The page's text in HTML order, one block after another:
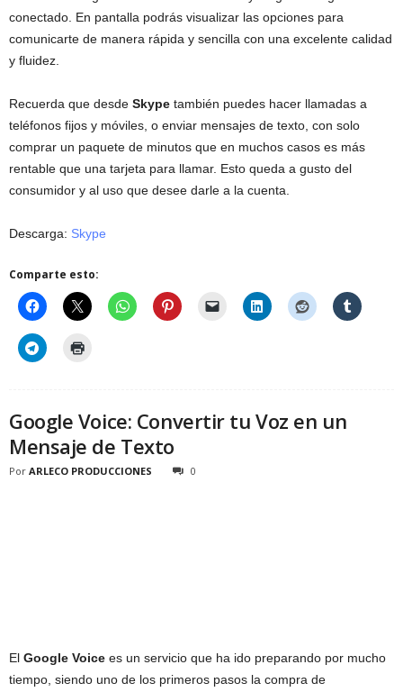
conectado. En pantalla podrás visualizar las opciones para
comunicarte de manera rápida y sencilla con una excelente calidad
y fluidez.
Recuerda que desde Skype también puedes hacer llamadas a
teléfonos fijos y móviles, o enviar mensajes de texto, con solo
comprar un paquete de minutos que en muchos casos es más
rentable que una tarjeta para llamar. Esto queda a gusto del
consumidor y al uso que desee darle a la cuenta.
Descarga: Skype
Comparte esto:
Google Voice: Convertir tu Voz en un
Mensaje de Texto
Por ARLECO PRODUCCIONES 0
El Google Voice es un servicio que ha ido preparando por mucho
tiempo, siendo uno de los primeros pasos la compra de